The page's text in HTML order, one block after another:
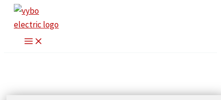
indholdet